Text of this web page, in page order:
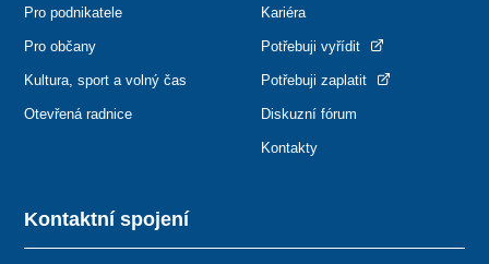
Kontaktní spojení
Pro podnikatele
Pro občany
Kultura, sport a volný čas
Otevřená radnice
Kariéra
Potřebuji vyřídit
Potřebuji zaplatit
Diskuzní fórum
Kontakty